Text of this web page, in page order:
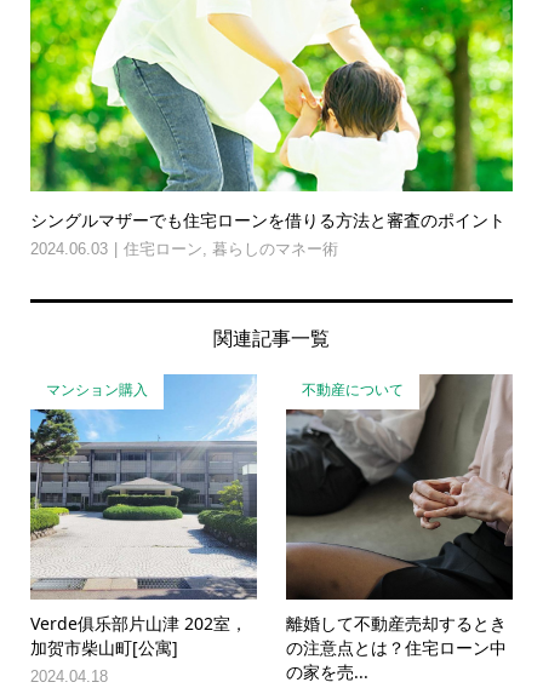
シングルマザーでも住宅ローンを借りる方法と審査のポイント
2024.06.03 住宅ローン 暮らしのマネー術
関連記事一覧
マンション購入
Verde俱乐部片山津 202室，
加贺市柴山町[公寓]
2024.04.18
不動産について
離婚して不動産売却するとき
の注意点とは？住宅ローン中
の家を売...